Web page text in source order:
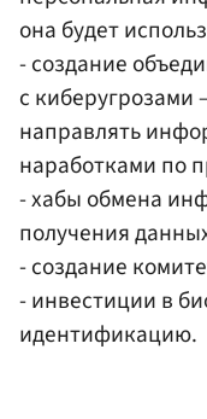
она будет
- создание
с
направлять
наработками по
- хабы обмена
получения
- создание
- инвестиции в
идентификацию.